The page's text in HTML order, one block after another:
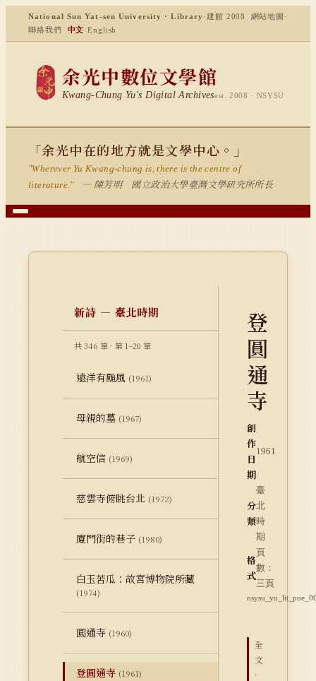
National Sun Yat-sen University · Library ·建館 2008 網站地圖 ·
聯絡我們
中文·English
余光中數位文學館
Kwang-Chung Yu's Digital Archivesest. 2008 · NSYSU
「余光中在的地方就是文學中心。」
"Wherever Yu Kwang-chung is, there is the centre of
literature."
— 陳芳明 國立政治大學臺灣文學研究所所長
新詩 — 臺北時期
共 346 筆 · 第 1–20 筆
遠洋有颱風 (1961)
母親的墓 (1967)
航空信 (1969)
慈雲寺俯眺台北 (1972)
廈門街的巷子 (1980)
白玉苦瓜：故宮博物院所藏
(1974)
圓通寺 (1960)
登圓通寺 (1961)
登
圓
通
寺
創
作
日
期
1961
分
類
臺
北
時
期
格
式
頁
數：
三頁
全
文
·